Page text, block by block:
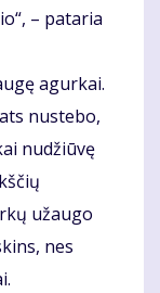
– pataria
agurkai.
nustebo,
nudžiūvę
užaugo
nes